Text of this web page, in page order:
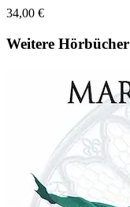
34,00 €
Weitere